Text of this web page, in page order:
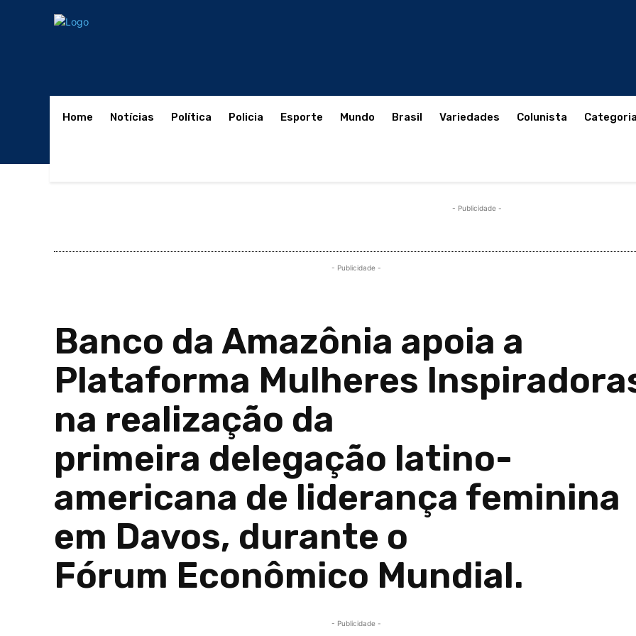
Home Notícias Política Policia Esporte Mundo Brasil Variedades Colunista
- Publicidade -
- Publicidade -
Banco da Amazônia apoia a
Plataforma Mulheres
na realização da
primeira delegação latino-
americana de liderança feminina
em Davos, durante o
Fórum Econômico Mundial.
- Publicidade -